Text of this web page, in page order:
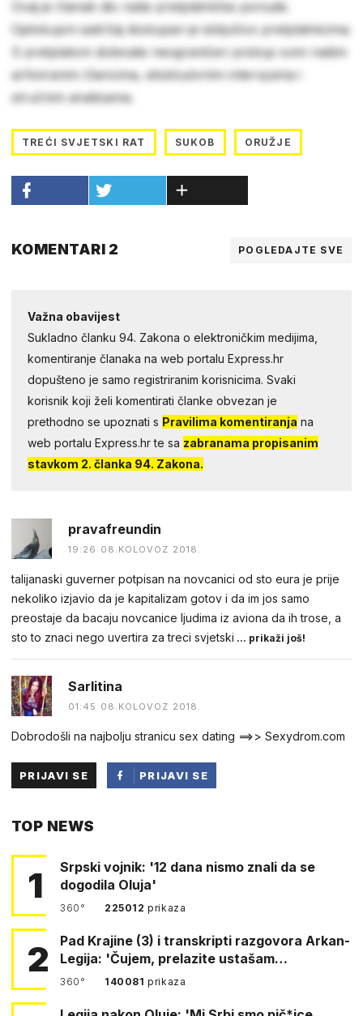
Ovaj je članak dio naše pretplatničke ponude.
Cjelokupni sadržaj dostupan je isključivo pretplatnicima.
S pretplatom dobivate neograničen pristup svim našim
arhiviranim člancima, ekskluzivnim intervjuima i
stručnim analizama.
TREĆI SVJETSKI RAT SUKOB ORUŽJE
KOMENTARI 2 POGLEDAJTE SVE
Važna obavijest
Sukladno članku 94. Zakona o elektroničkim medijima,
komentiranje članaka na web portalu Express.hr
dopušteno je samo registriranim korisnicima. Svaki
korisnik koji želi komentirati članke obvezan je
prethodno se upoznati s Pravilima komentiranja na
web portalu Express.hr te sa zabranama propisanim
stavkom 2. članka 94. Zakona.
pravafreundin
19:26 08.KOLOVOZ 2018.
talijanaski guverner potpisan na novcanici od sto eura je prije
nekoliko izjavio da je kapitalizam gotov i da im jos samo
preostaje da bacaju novcanice ljudima iz aviona da ih trose, a
sto to znaci nego uvertira za treci svjetski ... prikaži još!
Sarlitina
01:45 08.KOLOVOZ 2018.
Dobrodošli na najbolju stranicu sex dating ==>> Sexydrom.com
PRIJAVI SE
PRIJAVI SE
TOP NEWS
1
Srpski vojnik: '12 dana nismo znali da se
dogodila Oluja'
360° 225012prikaza
2
Pad Krajine (3) i transkripti razgovora Arkan-
Legija: 'Čujem, prelazite ustašam…
360° 140081prikaza